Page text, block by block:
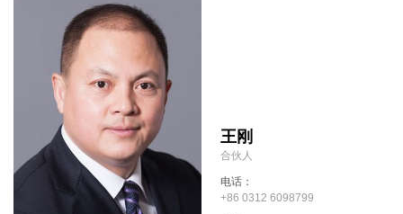
王刚
合伙人
电话：
+86 0312 6098799